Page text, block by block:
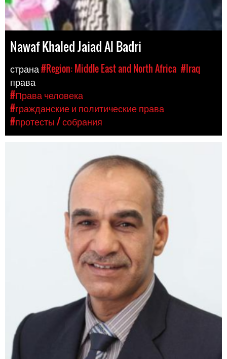
Nawaf Khaled Jaiad Al Badri
страна#Region: Middle East and North Africa #Iraq
права
#Права человека
#гражданские и политические права
#протесты / собрания